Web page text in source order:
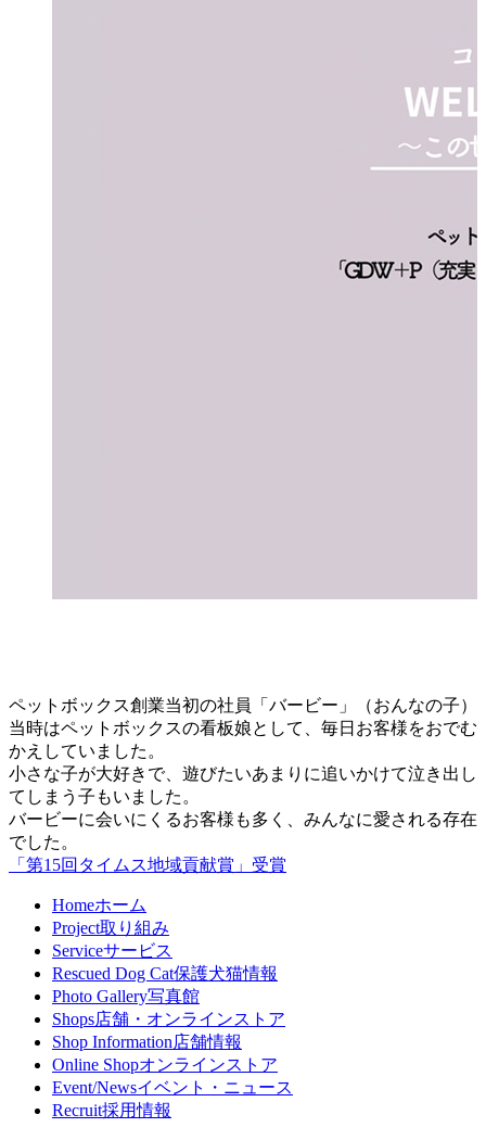
ペットボックス創業当初の社員「バービー」（おんなの子）
当時はペットボックスの看板娘として、毎日お客様をおでむ
かえしていました。
小さな子が大好きで、遊びたいあまりに追いかけて泣き出し
てしまう子もいました。
バービーに会いにくるお客様も多く、みんなに愛される存在
でした。
「第15回タイムス地域貢献賞」受賞
Homeホーム
Project取り組み
Serviceサービス
Rescued Dog Cat保護犬猫情報
Photo Gallery写真館
Shops店舗・オンラインストア
Shop Information店舗情報
Online Shopオンラインストア
Event/Newsイベント・ニュース
Recruit採用情報